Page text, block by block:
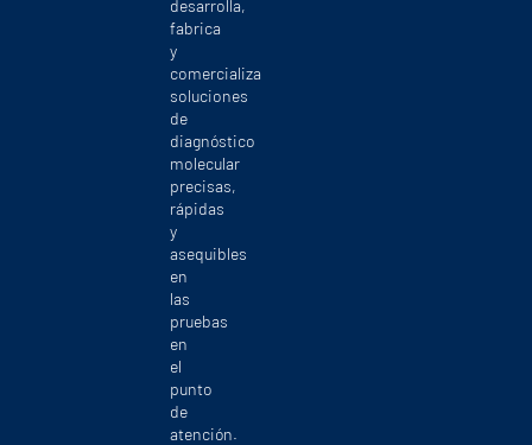
desarrolla,
fabrica
y
comercializa
soluciones
de
diagnóstico
molecular
precisas,
rápidas
y
asequibles
en
las
pruebas
en
el
punto
de
atención.